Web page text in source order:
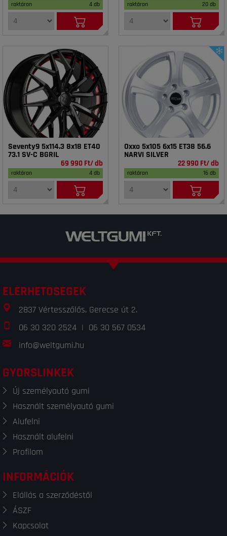
raktáron 4 db raktáron 20 db
Seventy9 5x114.3 8x18 ET40
73.1 SV-C BGRIL
69 990 Ft/ db
raktáron 4 db
Oxxo 5x105 6x15 ET38 56.6
NARVI SILVER
22 990 Ft/ db
raktáron 16 db
ELÉRHETŐSÉGEK
2837 Vértesszőlős, Gerecse út 2.
06 30 320 2524 | 06 30 567 0534
info@weltgumi.hu
GYORSLINKEK
Új személyautó gumi
Használt személyautó gumi
Alufelni
Használt alufelni
Profilom
INFORMÁCIÓK
Elállás a szerződéstől
ÁSZF
Kapcsolat